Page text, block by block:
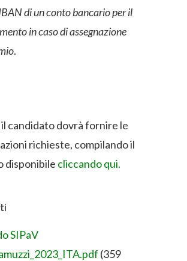
di un conto bancario per il
in caso di assegnazione
.
candidato dovrà fornire le
richieste, compilando il
disponibile cliccando qui.
SIPaV
(359